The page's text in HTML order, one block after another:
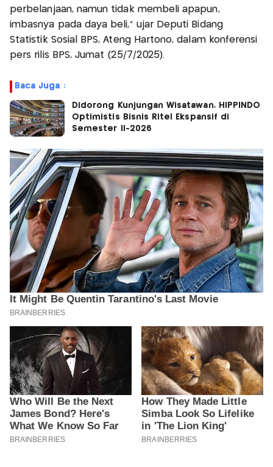
perbelanjaan, namun tidak membeli apapun,
imbasnya pada daya beli," ujar Deputi Bidang
Statistik Sosial BPS, Ateng Hartono, dalam konferensi
pers rilis BPS, Jumat (25/7/2025).
Baca Juga :
Didorong Kunjungan Wisatawan, HIPPINDO
Optimistis Bisnis Ritel Ekspansif di
Semester II-2026